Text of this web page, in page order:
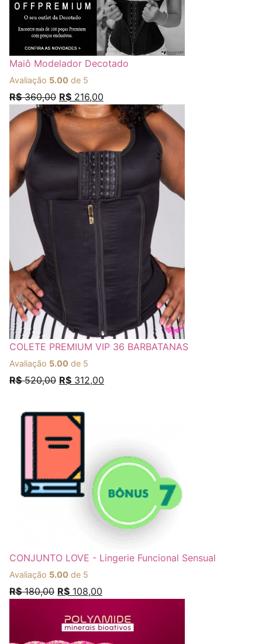
Maiô Modelador Decotado
Avaliação 5.00 de 5
R$360,00 R$ 216,00
COLETE PREMIUM VIP 36 BARBATANAS
Avaliação 5.00 de 5
R$520,00 R$ 312,00
CONJUNTO LOVE - Lingerie Funcional Sensual
Avaliação 5.00 de 5
R$180,00 R$ 108,00